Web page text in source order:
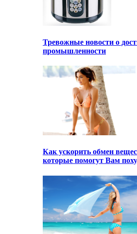
Тревожные новости о
промышленности
Как ускорить обмен
которые помогут Вам